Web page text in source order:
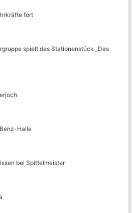
fort
spielt das Stationenstück „Das
Halle
bei Spittelmeister